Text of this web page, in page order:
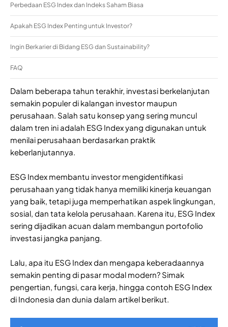
Perbedaan ESG Index dan Indeks Saham Biasa
Apakah ESG Index Penting untuk Investor?
Ingin Berkarier di Bidang ESG dan Sustainability?
FAQ
Dalam beberapa tahun terakhir, investasi berkelanjutan
semakin populer di kalangan investor maupun
perusahaan. Salah satu konsep yang sering muncul
dalam tren ini adalah ESG Index yang digunakan untuk
menilai perusahaan berdasarkan praktik
keberlanjutannya.
ESG Index membantu investor mengidentifikasi
perusahaan yang tidak hanya memiliki kinerja keuangan
yang baik, tetapi juga memperhatikan aspek lingkungan,
sosial, dan tata kelola perusahaan. Karena itu, ESG Index
sering dijadikan acuan dalam membangun portofolio
investasi jangka panjang.
Lalu, apa itu ESG Index dan mengapa keberadaannya
semakin penting di pasar modal modern? Simak
pengertian, fungsi, cara kerja, hingga contoh ESG Index
di Indonesia dan dunia dalam artikel berikut.